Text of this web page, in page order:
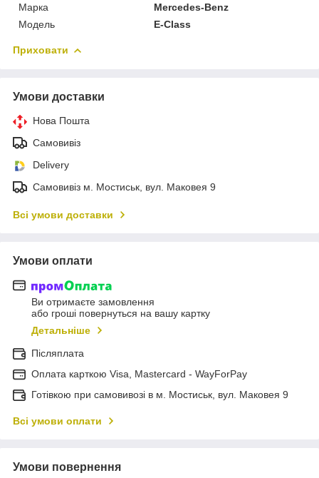
Марка
Mercedes-Benz
Модель
E-Class
Приховати
Умови доставки
Нова Пошта
Самовивіз
Delivery
Самовивіз м. Мостиськ, вул. Маковея 9
Всі умови доставки
Умови оплати
Ви отримаєте замовлення
або гроші повернуться на вашу картку
Детальніше
Післяплата
Оплата карткою Visa, Mastercard - WayForPay
Готівкою при самовивозі в м. Мостиськ, вул. Маковея 9
Всі умови оплати
Умови повернення